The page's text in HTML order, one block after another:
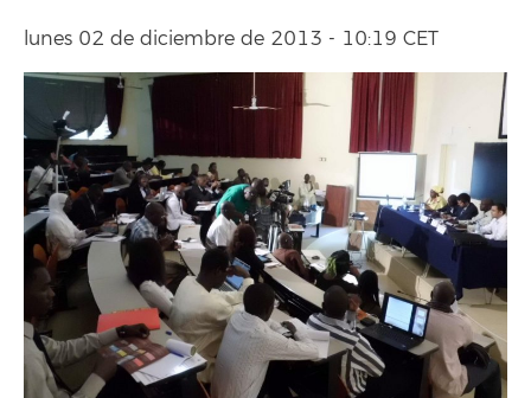
lunes 02 de diciembre de 2013 - 10:19 CET